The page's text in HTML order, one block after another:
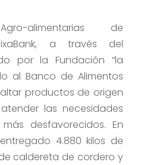
alimentarias de
a través del
por la Fundación “la
al Banco de Alimentos
productos de origen
las necesidades
desfavorecidos. En
4.880 kilos de
caldereta de cordero y